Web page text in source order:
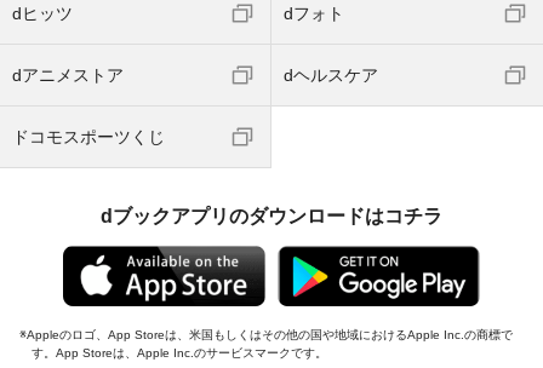
dヒッツ dフォト
dアニメストア dヘルスケア
ドコモスポーツくじ
dブックアプリのダウンロードはコチラ
Appleのロゴ、App Storeは、米国もしくはその他の国や地域におけるApple Inc.の商標で
す。App Storeは、Apple Inc.のサービスマークです。